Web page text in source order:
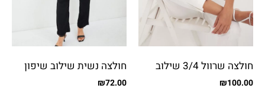
חולצה שרוול 3/4 שילוב
פייטים₪100.00
חולצה נשית שילוב שיפון
מבריק₪72.00